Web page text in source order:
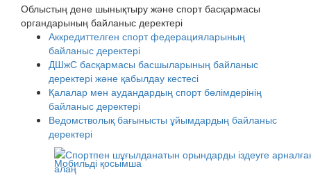
Облыстың дене шынықтыру және спорт басқармасы
органдарының байланыс деректері
Аккредиттелген спорт федерацияларының
байланыс деректері
ДШжС басқармасы басшыларының байланыс
деректері және қабылдау кестесі
Қалалар мен аудандардың спорт бөлімдерінің
байланыс деректері
Ведомстволық бағынысты ұйымдардың байланыс
деректері
Мобильді қосымша